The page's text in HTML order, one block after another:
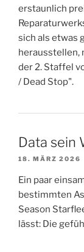
erstaunlich
sich als etwas
herausstellen,
der 2. Staffel
/ Dead Stop".
Data sein
18. MÄRZ 2026
Ein paar
bestimmten
Season
lässt: Die